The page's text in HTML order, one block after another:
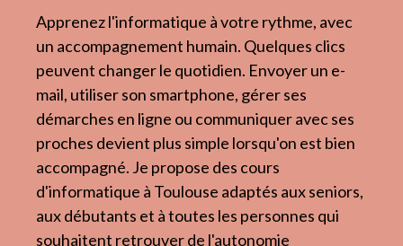
Apprenez l'informatique à votre rythme, avec
un accompagnement humain. Quelques clics
peuvent changer le quotidien. Envoyer un e-
mail, utiliser son smartphone, gérer ses
démarches en ligne ou communiquer avec ses
proches devient plus simple lorsqu'on est bien
accompagné. Je propose des cours
d'informatique à Toulouse adaptés aux seniors,
aux débutants et à toutes les personnes qui
souhaitent retrouver de l'autonomie